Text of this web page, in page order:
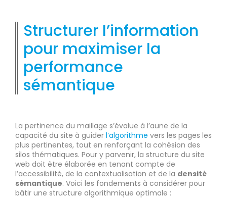
Structurer l’information
pour maximiser la
performance
sémantique
La pertinence du maillage s’évalue à l’aune de la
capacité du site à guider l’algorithme vers les pages les
plus pertinentes, tout en renforçant la cohésion des
silos thématiques. Pour y parvenir, la structure du site
web doit être élaborée en tenant compte de
l’accessibilité, de la contextualisation et de la densité
sémantique. Voici les fondements à considérer pour
bâtir une structure algorithmique optimale :